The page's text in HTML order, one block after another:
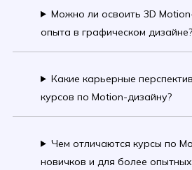
Можно ли освоить 3D
опыта в графическом дизайне?
Какие карьерные
курсов по Motion-дизайну?
Чем отличаются курсы по
новичков и для более